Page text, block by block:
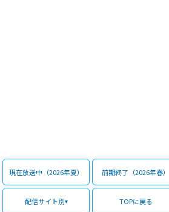
現在放送中（2026年夏） 前期終了（2026年春）
配信サイト別 TOPに戻る